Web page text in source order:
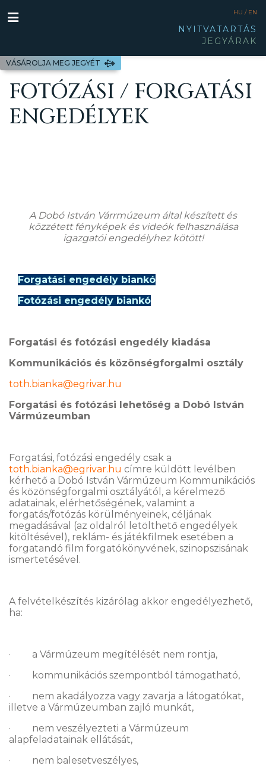
VÁSÁROLJA MEG JEGYÉT
HU / EN
NYITVATARTÁS
JEGYÁRAK
FOTÓZÁSI / FORGATÁSI
ENGEDÉLYEK
A Dobó István Várrmúzeum által készített és
közzétett fényképek és videók felhasználása
igazgatói engedélyhez kötött!
Forgatási engedély biankó
Fotózási engedély biankó
Forgatási és fotózási engedély kiadása
Kommunikációs és közönségforgalmi osztály
toth.bianka@egrivar.hu
Forgatási és fotózási lehetőség a Dobó István
Vármúzeumban
Forgatási, fotózási engedély csak a
toth.bianka@egrivar.hu címre küldött levélben
kérhető a Dobó István Vármúzeum Kommunikációs
és közönségforgalmi osztályától, a kérelmező
adatainak, elérhetőségének, valamint a
forgatás/fotózás körülményeinek, céljának
megadásával (az oldalról letölthető engedélyek
kitöltésével), reklám- és játékfilmek esetében a
forgatandó film forgatókönyvének, szinopszisának
ismertetésével.
A felvételkészítés kizárólag akkor engedélyezhető,
ha:
· a Vármúzeum megítélését nem rontja,
· kommunikációs szempontból támogatható,
· nem akadályozza vagy zavarja a látogatókat,
illetve a Vármúzeumban zajló munkát,
· nem veszélyezteti a Vármúzeum
alapfeladatainak ellátását,
· nem balesetveszélyes,